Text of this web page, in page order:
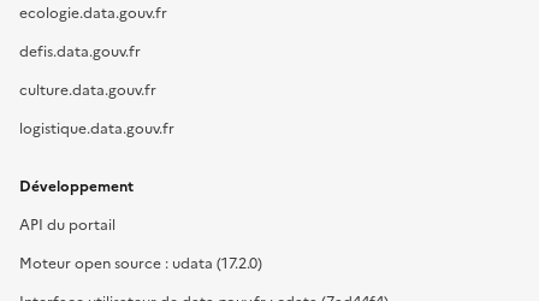
ecologie.data.gouv.fr
defis.data.gouv.fr
culture.data.gouv.fr
logistique.data.gouv.fr
Développement
API du portail
Moteur open source : udata (17.2.0)